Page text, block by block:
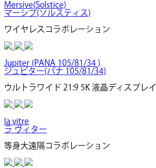
Mersive(Solstice)
マーシブ(ソルスティス)
ワイヤレスコラボレーション
Jupiter (PANA 105/81/34 )
ジュピター(パナ 105/81/34)
ウルトラワイド 21:9 5K 液晶ディスプレイ
la vitre
ラ ヴィター
等身大遠隔コラボレーション